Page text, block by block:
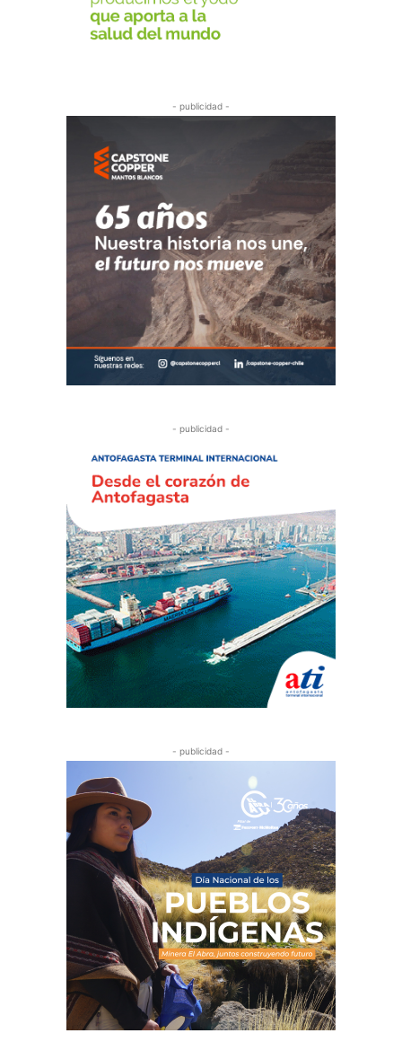
- publicidad -
- publicidad -
- publicidad -